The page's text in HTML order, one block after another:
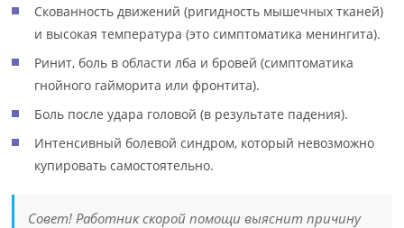
Скованность движений (ригидность мышечных тканей)
и высокая температура (это симптоматика менингита).
Ринит, боль в области лба и бровей (симптоматика
гнойного гайморита или фронтита).
Боль после удара головой (в результате падения).
Интенсивный болевой синдром, который невозможно
купировать самостоятельно.
Совет! Работник скорой помощи выяснит причину